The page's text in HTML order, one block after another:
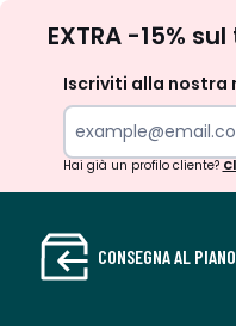
EXTRA -15%
Iscriviti alla nostra
Hai già un profilo cliente?
CONSEGNA AL